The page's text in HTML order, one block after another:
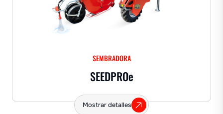
SEMBRADORA
SEEDPROe
Mostrar detalles